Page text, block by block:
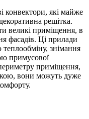
конвектори, які майже
решітка.
великі приміщення, в
фасадів. Ці прилади
знімання
примусової
приміщення,
вони можуть дуже